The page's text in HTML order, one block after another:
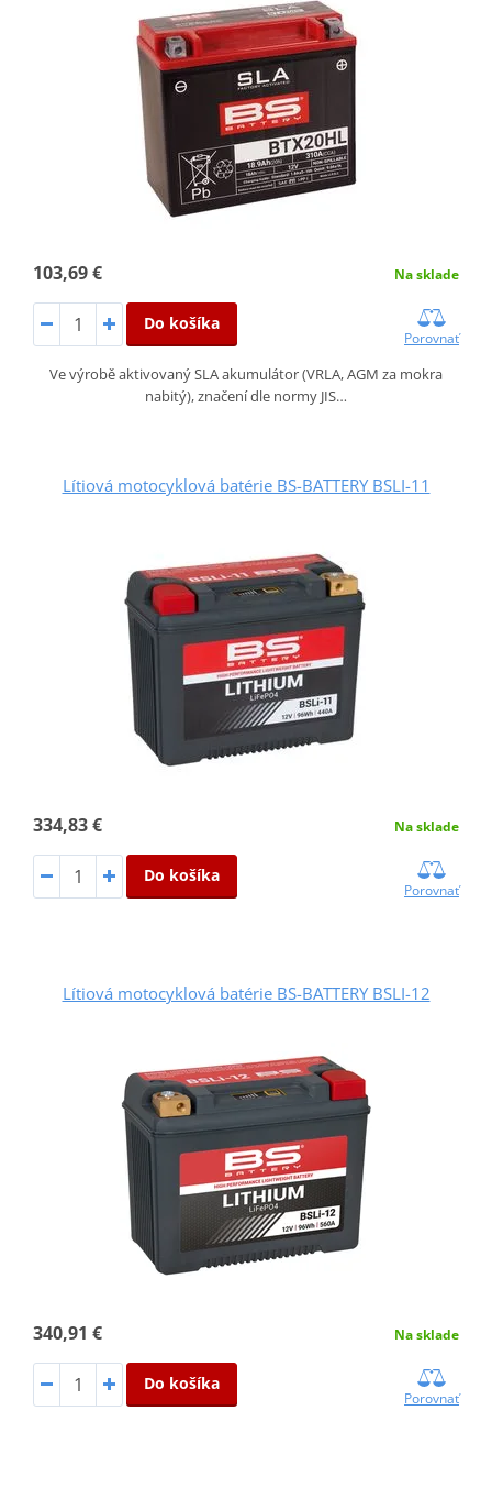
103,69 € Na sklade
Do košíka
Porovnať
Ve výrobě aktivovaný SLA akumulátor (VRLA, AGM za mokra
nabitý), značení dle normy JIS…
Lítiová motocyklová batérie BS-BATTERY BSLI-11
334,83 € Na sklade
Do košíka
Porovnať
Lítiová motocyklová batérie BS-BATTERY BSLI-12
340,91 € Na sklade
Do košíka
Porovnať